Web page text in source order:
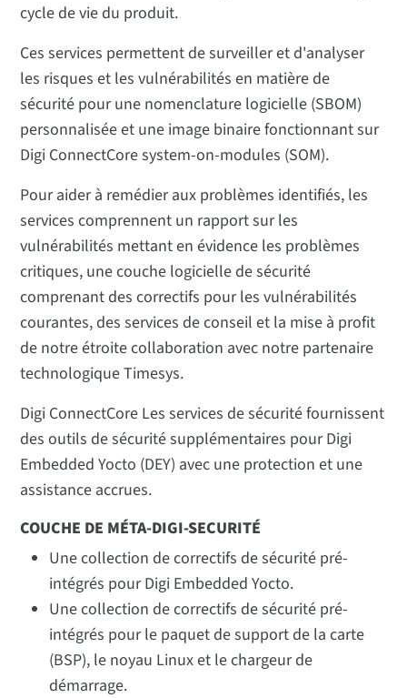
cycle de vie du produit.
Ces services permettent de surveiller et d'analyser
les risques et les vulnérabilités en matière de
sécurité pour une nomenclature logicielle (SBOM)
personnalisée et une image binaire fonctionnant sur
Digi ConnectCore system-on-modules (SOM).
Pour aider à remédier aux problèmes identifiés, les
services comprennent un rapport sur les
vulnérabilités mettant en évidence les problèmes
critiques, une couche logicielle de sécurité
comprenant des correctifs pour les vulnérabilités
courantes, des services de conseil et la mise à profit
de notre étroite collaboration avec notre partenaire
technologique Timesys.
Digi ConnectCore Les services de sécurité fournissent
des outils de sécurité supplémentaires pour Digi
Embedded Yocto (DEY) avec une protection et une
assistance accrues.
COUCHE DE MÉTA-DIGI-SECURITÉ
Une collection de correctifs de sécurité pré-
intégrés pour Digi Embedded Yocto.
Une collection de correctifs de sécurité pré-
intégrés pour le paquet de support de la carte
(BSP), le noyau Linux et le chargeur de
démarrage.